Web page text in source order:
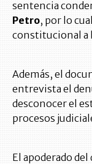
sentencia
Petro, por lo
constitucional a
Además, el
entrevista el
desconocer el
procesos
El apoderado